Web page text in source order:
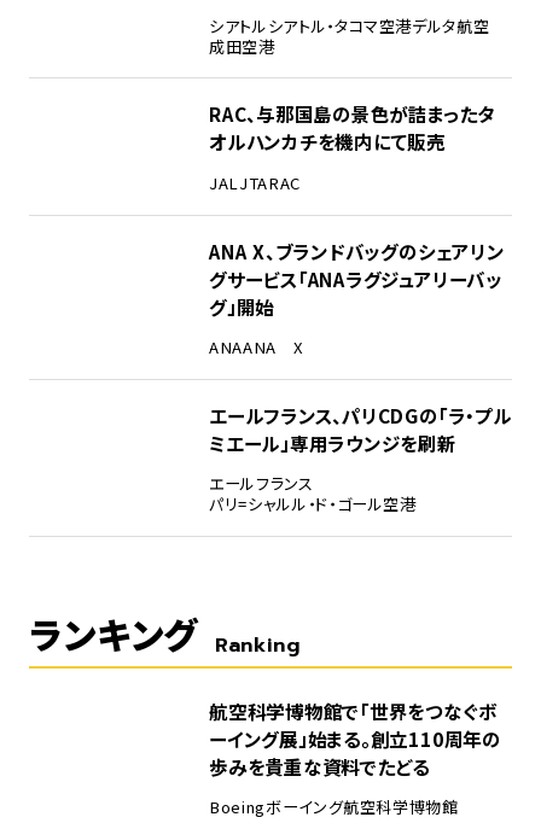
シアトルシアトル・タコマ空港デルタ航空
成田空港
RAC、与那国島の景色が詰まったタ
オルハンカチを機内にて販売
JALJTARAC
ANA X、ブランドバッグのシェアリン
グサービス「ANAラグジュアリーバッ
グ」開始
ANAANA X
エールフランス、パリCDGの「ラ・プル
ミエール」専用ラウンジを刷新
エールフランス
パリ=シャルル・ド・ゴール空港
ランキング Ranking
航空科学博物館で「世界をつなぐボ
ーイング展」始まる。創立110周年の
歩みを貴重な資料でたどる
Boeingボーイング航空科学博物館